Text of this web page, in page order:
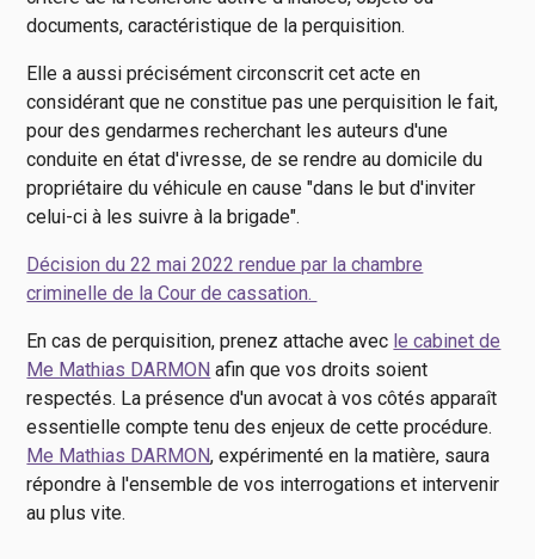
documents, caractéristique de la perquisition.
Elle a aussi précisément circonscrit cet acte en
considérant que ne constitue pas une perquisition le fait,
pour des gendarmes recherchant les auteurs d'une
conduite en état d'ivresse, de se rendre au domicile du
propriétaire du véhicule en cause "dans le but d'inviter
celui-ci à les suivre à la brigade".
Décision du 22 mai 2022 rendue par la chambre
criminelle de la Cour de cassation.
En cas de perquisition, prenez attache avec le cabinet de
Me Mathias DARMON afin que vos droits soient
respectés. La présence d'un avocat à vos côtés apparaît
essentielle compte tenu des enjeux de cette procédure.
Me Mathias DARMON, expérimenté en la matière, saura
répondre à l'ensemble de vos interrogations et intervenir
au plus vite.